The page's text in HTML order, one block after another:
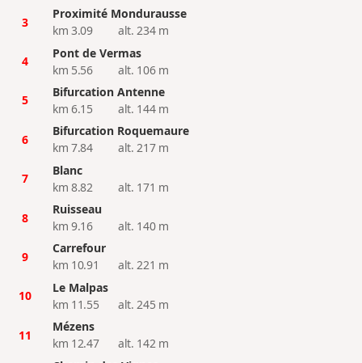
3
Proximité Mondurausse
km 3.09
alt. 234 m
4
Pont de Vermas
km 5.56
alt. 106 m
5
Bifurcation Antenne
km 6.15
alt. 144 m
6
Bifurcation Roquemaure
km 7.84
alt. 217 m
7
Blanc
km 8.82
alt. 171 m
8
Ruisseau
km 9.16
alt. 140 m
9
Carrefour
km 10.91
alt. 221 m
10
Le Malpas
km 11.55
alt. 245 m
11
Mézens
km 12.47
alt. 142 m